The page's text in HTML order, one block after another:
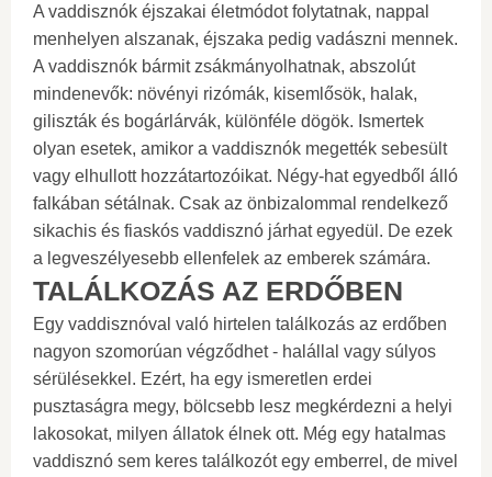
A vaddisznók éjszakai életmódot folytatnak, nappal
menhelyen alszanak, éjszaka pedig vadászni mennek.
A vaddisznók bármit zsákmányolhatnak, abszolút
mindenevők: növényi rizómák, kisemlősök, halak,
giliszták és bogárlárvák, különféle dögök. Ismertek
olyan esetek, amikor a vaddisznók megették sebesült
vagy elhullott hozzátartozóikat. Négy-hat egyedből álló
falkában sétálnak. Csak az önbizalommal rendelkező
sikachis és fiaskós vaddisznó járhat egyedül. De ezek
a legveszélyesebb ellenfelek az emberek számára.
TALÁLKOZÁS AZ ERDŐBEN
Egy vaddisznóval való hirtelen találkozás az erdőben
nagyon szomorúan végződhet - halállal vagy súlyos
sérülésekkel. Ezért, ha egy ismeretlen erdei
pusztaságra megy, bölcsebb lesz megkérdezni a helyi
lakosokat, milyen állatok élnek ott. Még egy hatalmas
vaddisznó sem keres találkozót egy emberrel, de mivel